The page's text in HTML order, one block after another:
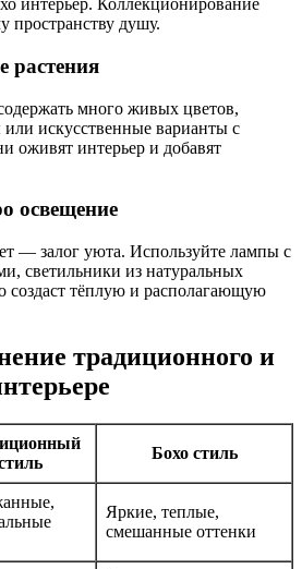
интерьер. Коллекционирование
пространству душу.
растения
много живых цветов,
искусственные варианты с
оживят интерьер и добавят
освещение
— залог уюта. Используйте лампы с
светильники из натуральных
создаст тёплую и располагающую
традиционного и
Бохо стиль
Яркие, теплые,
смешанные оттенки